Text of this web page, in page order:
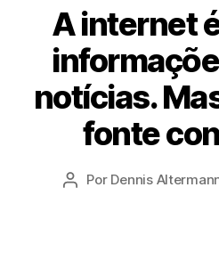
A internet
notícias.
fonte
Autor
Por Dennis